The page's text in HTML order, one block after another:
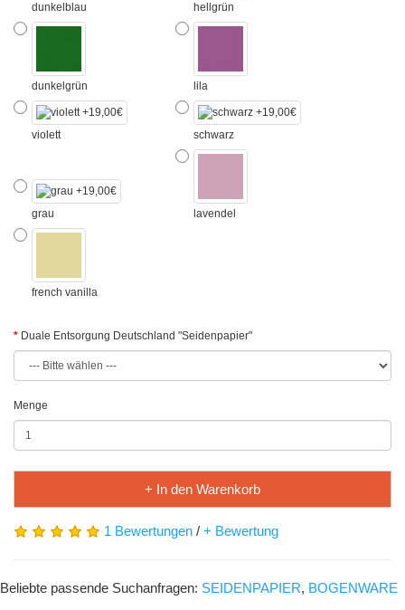
dunkelblau hellgrün
dunkelgrün lila
violett schwarz
grau lavendel
french vanilla
Duale Entsorgung Deutschland "Seidenpapier"
Menge
+ In den Warenkorb
1 Bewertungen / + Bewertung
Beliebte passende Suchanfragen: SEIDENPAPIER, BOGENWARE